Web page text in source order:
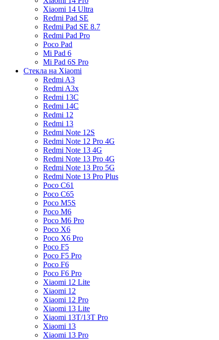
Xiaomi 14 Ultra
Redmi Pad SE
Redmi Pad SE 8.7
Redmi Pad Pro
Poco Pad
Mi Pad 6
Mi Pad 6S Pro
Стекла на Xiaomi
Redmi A3
Redmi A3x
Redmi 13C
Redmi 14C
Redmi 12
Redmi 13
Redmi Note 12S
Redmi Note 12 Pro 4G
Redmi Note 13 4G
Redmi Note 13 Pro 4G
Redmi Note 13 Pro 5G
Redmi Note 13 Pro Plus
Poco C61
Poco C65
Poco M5S
Poco M6
Poco M6 Pro
Poco X6
Poco X6 Pro
Poco F5
Poco F5 Pro
Poco F6
Poco F6 Pro
Xiaomi 12 Lite
Xiaomi 12
Xiaomi 12 Pro
Xiaomi 13 Lite
Xiaomi 13T/13T Pro
Xiaomi 13
Xiaomi 13 Pro